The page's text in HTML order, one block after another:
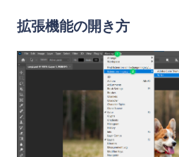
拡張機能の開き方